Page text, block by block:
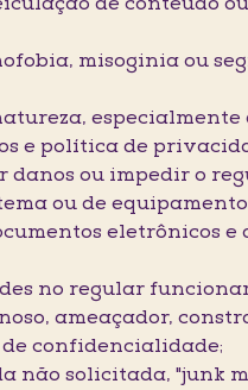
misoginia ou
e política de
danos ou impedir o
ou de
eletrônicos
no regular
ameaçador,
confidencialidade;
solicitada, "junk